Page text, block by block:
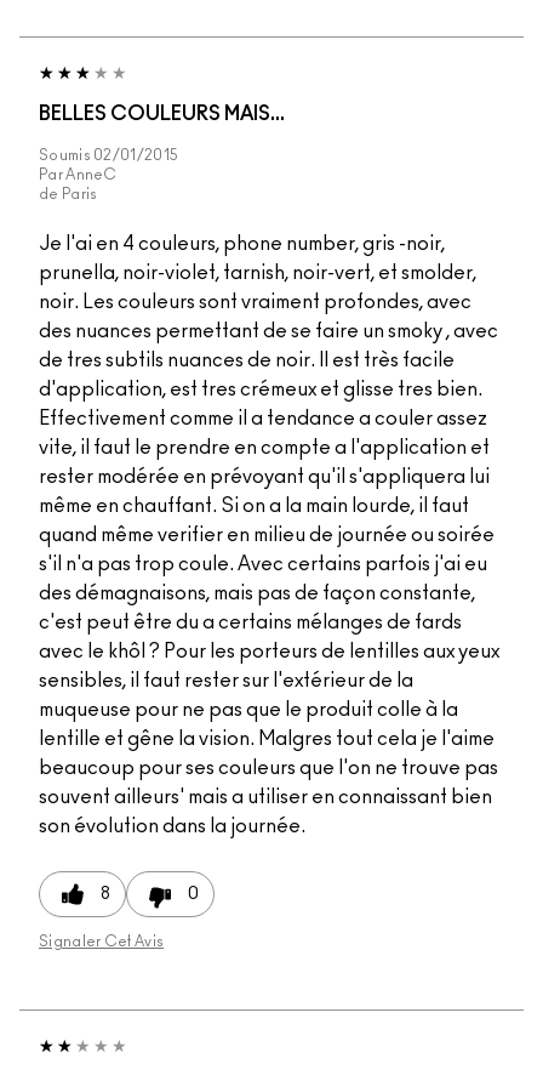
BELLES COULEURS MAIS...
Soumis 02/01/2015
ParAnneC
de Paris
Je l'ai en 4 couleurs, phone number, gris -noir,
prunella, noir-violet, tarnish, noir-vert, et smolder,
noir. Les couleurs sont vraiment profondes, avec
des nuances permettant de se faire un smoky , avec
de tres subtils nuances de noir. Il est très facile
d'application, est tres crémeux et glisse tres bien.
Effectivement comme il a tendance a couler assez
vite, il faut le prendre en compte a l'application et
rester modérée en prévoyant qu'il s'appliquera lui
même en chauffant. Si on a la main lourde, il faut
quand même verifier en milieu de journée ou soirée
s'il n'a pas trop coule. Avec certains parfois j'ai eu
des démagnaisons, mais pas de façon constante,
c'est peut être du a certains mélanges de fards
avec le khôl ? Pour les porteurs de lentilles aux yeux
sensibles, il faut rester sur l'extérieur de la
muqueuse pour ne pas que le produit colle à la
lentille et gêne la vision. Malgres tout cela je l'aime
beaucoup pour ses couleurs que l'on ne trouve pas
souvent ailleurs' mais a utiliser en connaissant bien
son évolution dans la journée.
8 0
Signaler Cet Avis